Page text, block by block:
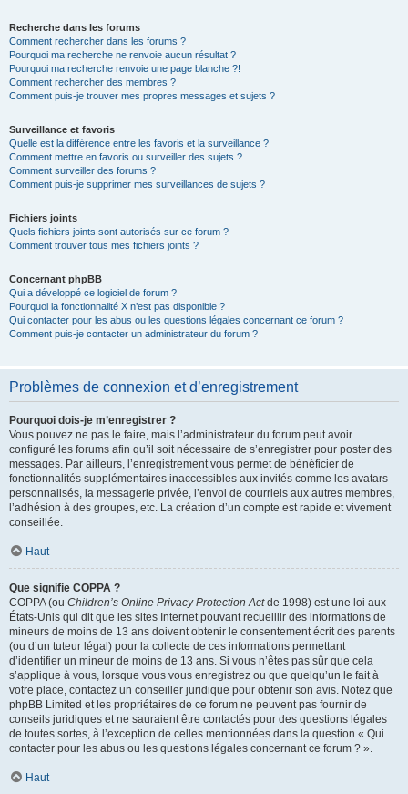
Recherche dans les forums
Comment rechercher dans les forums ?
Pourquoi ma recherche ne renvoie aucun résultat ?
Pourquoi ma recherche renvoie une page blanche ?!
Comment rechercher des membres ?
Comment puis-je trouver mes propres messages et sujets ?
Surveillance et favoris
Quelle est la différence entre les favoris et la surveillance ?
Comment mettre en favoris ou surveiller des sujets ?
Comment surveiller des forums ?
Comment puis-je supprimer mes surveillances de sujets ?
Fichiers joints
Quels fichiers joints sont autorisés sur ce forum ?
Comment trouver tous mes fichiers joints ?
Concernant phpBB
Qui a développé ce logiciel de forum ?
Pourquoi la fonctionnalité X n’est pas disponible ?
Qui contacter pour les abus ou les questions légales concernant ce forum ?
Comment puis-je contacter un administrateur du forum ?
Problèmes de connexion et d’enregistrement
Pourquoi dois-je m’enregistrer ?
Vous pouvez ne pas le faire, mais l’administrateur du forum peut avoir
configuré les forums afin qu’il soit nécessaire de s’enregistrer pour poster des
messages. Par ailleurs, l’enregistrement vous permet de bénéficier de
fonctionnalités supplémentaires inaccessibles aux invités comme les avatars
personnalisés, la messagerie privée, l’envoi de courriels aux autres membres,
l’adhésion à des groupes, etc. La création d’un compte est rapide et vivement
conseillée.
Haut
Que signifie COPPA ?
COPPA (ou Children’s Online Privacy Protection Actde 1998) est une loi aux
États-Unis qui dit que les sites Internet pouvant recueillir des informations de
mineurs de moins de 13 ans doivent obtenir le consentement écrit des parents
(ou d’un tuteur légal) pour la collecte de ces informations permettant
d’identifier un mineur de moins de 13 ans. Si vous n’êtes pas sûr que cela
s’applique à vous, lorsque vous vous enregistrez ou que quelqu’un le fait à
votre place, contactez un conseiller juridique pour obtenir son avis. Notez que
phpBB Limited et les propriétaires de ce forum ne peuvent pas fournir de
conseils juridiques et ne sauraient être contactés pour des questions légales
de toutes sortes, à l’exception de celles mentionnées dans la question « Qui
contacter pour les abus ou les questions légales concernant ce forum ? ».
Haut